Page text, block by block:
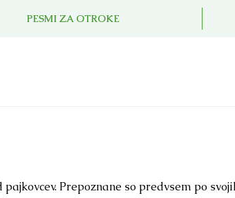
PESMI ZA OTROKE
Prepoznane so predvsem po